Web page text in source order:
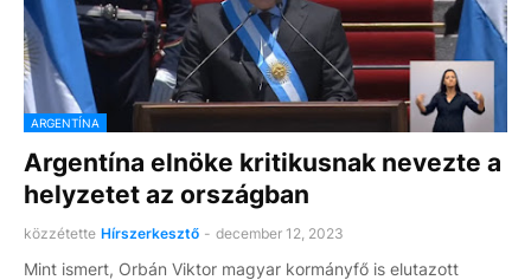
ARGENTÍNA
Argentína elnöke kritikusnak nevezte a
helyzetet az országban
közzétette Hírszerkesztő - december 12, 2023
Mint ismert, Orbán Viktor magyar kormányfő is elutazott